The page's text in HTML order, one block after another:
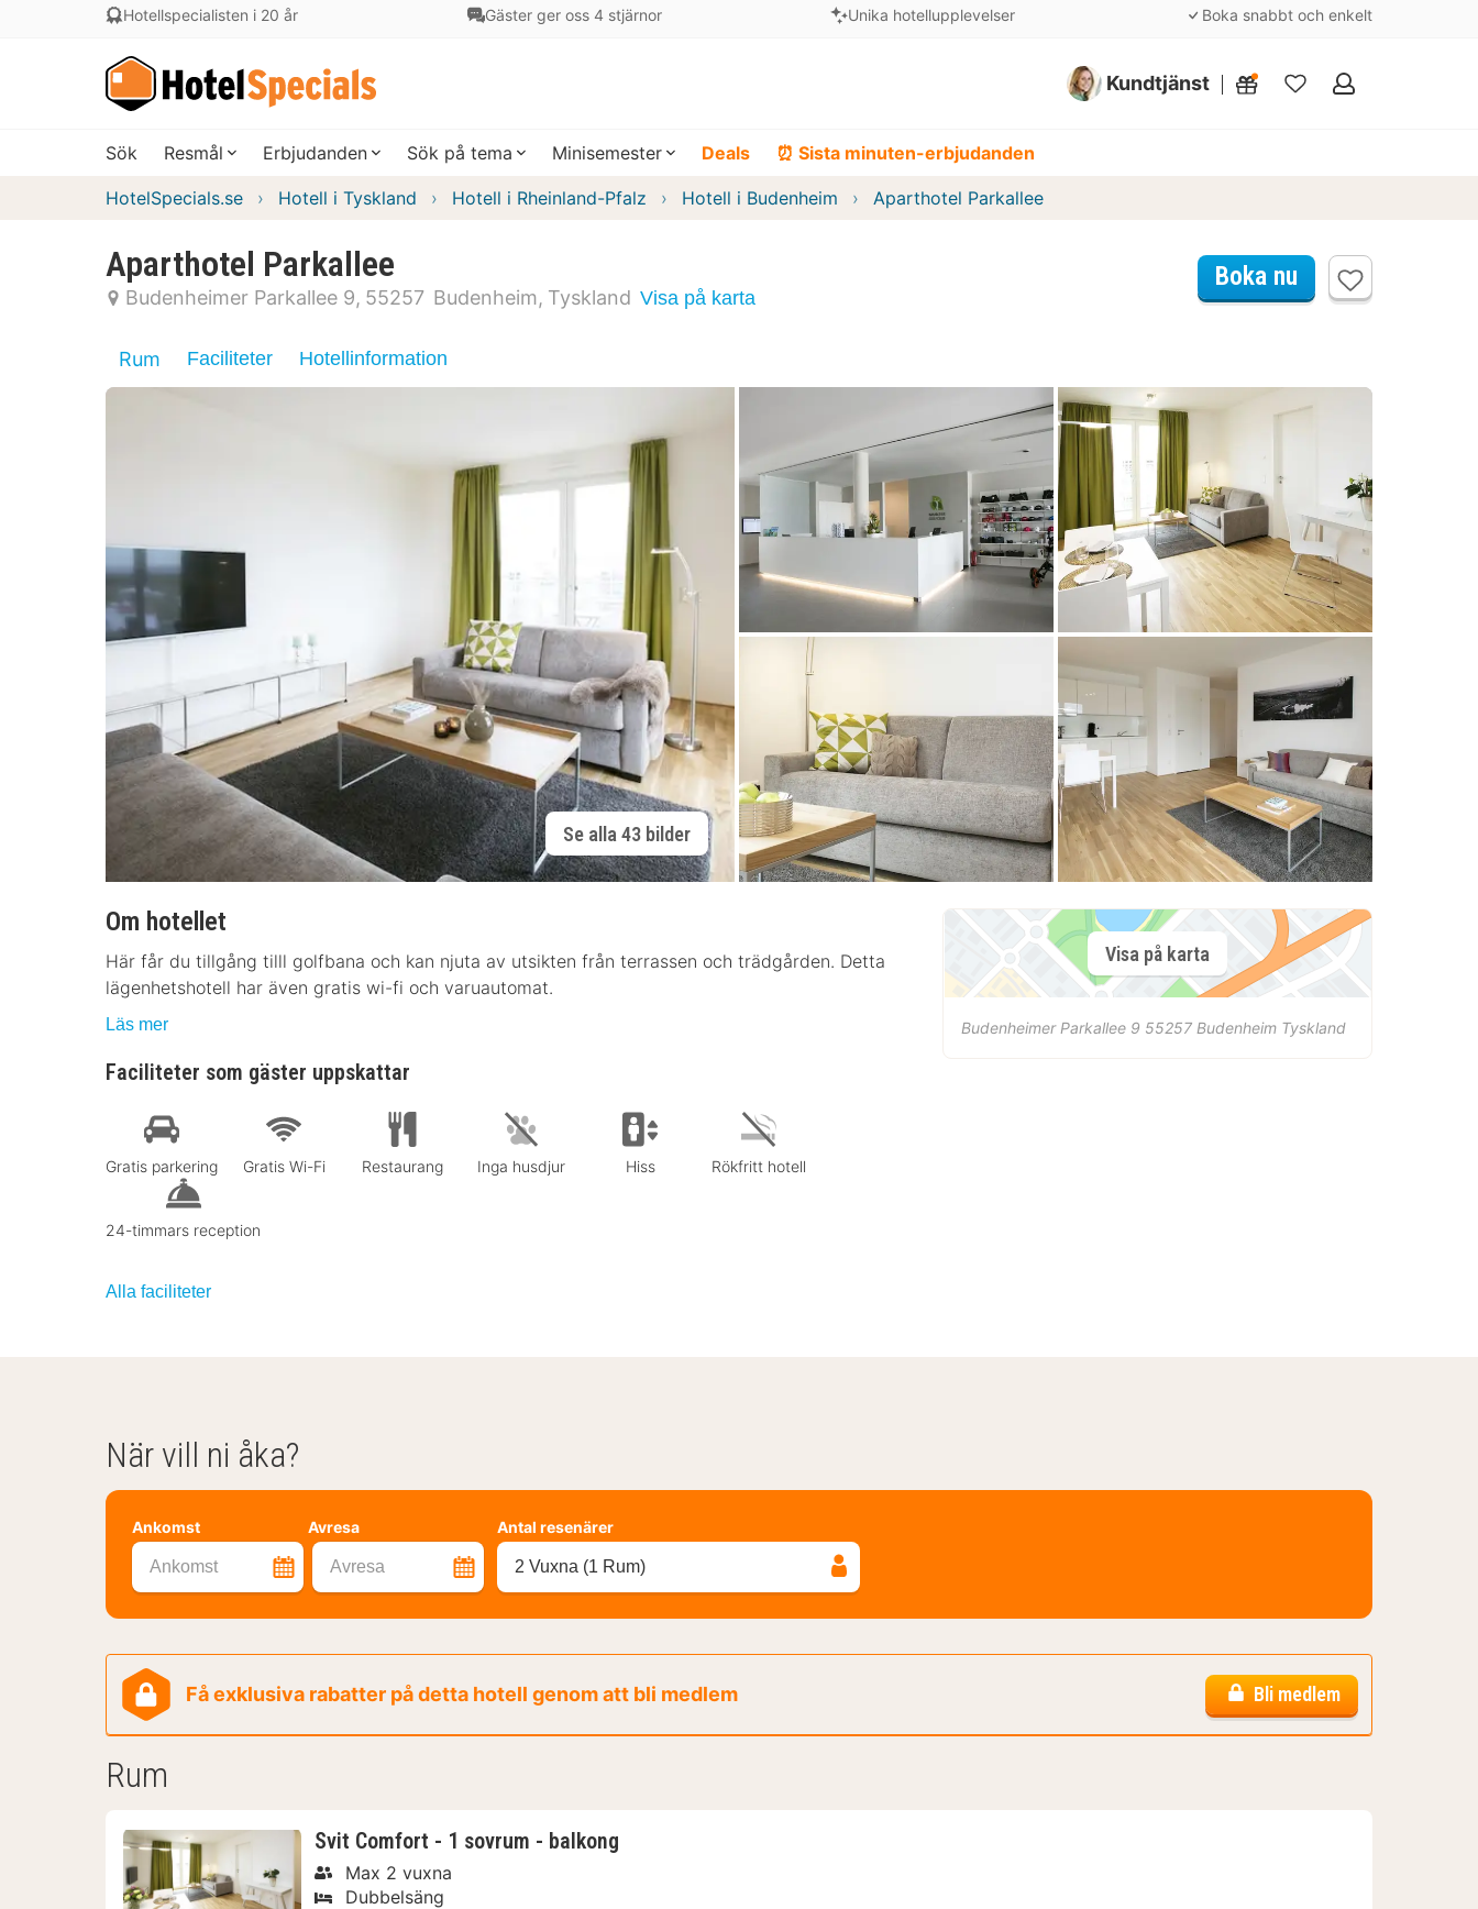
Hotellspecialisten i 20 år Gäster ger oss 4 stjärnor Unika hotellupplevelser Boka snabbt och enkelt
Kundtjänst
Mina
Sök Resmål Erbjudanden Sök på tema Minisemester Deals ⏰ Sista minuten-erbjudanden
HotelSpecials.se Hotell i Tyskland Hotell i Rheinland-Pfalz Hotell i Budenheim Aparthotel Parkallee
Aparthotel Parkallee
Budenheimer Parkallee 9 55257 Budenheim Tyskland Visa på karta
Boka nu
Rum Faciliteter Hotellinformation
Se alla 43 bilder
Om hotellet
Här får du tillgång tilll golfbana och kan njuta av utsikten från terrassen och trädgården. Detta
lägenhetshotell har även gratis wi-fi och varuautomat.
Läs mer
Faciliteter som gäster uppskattar
Gratis parkering Gratis Wi-Fi Restaurang Inga husdjur Hiss Rökfritt hotell
24-timmars reception
Alla faciliteter
Visa på karta
Budenheimer Parkallee 9 55257 Budenheim Tyskland
När vill ni åka?
Ankomst Avresa
Ankomst Avresa
Antal resenärer
2 Vuxna (1 Rum)
Få exklusiva rabatter på detta hotell genom att bli medlem Bli medlem
Rum
Svit Comfort - 1 sovrum - balkong
Max 2 vuxna
Dubbelsäng